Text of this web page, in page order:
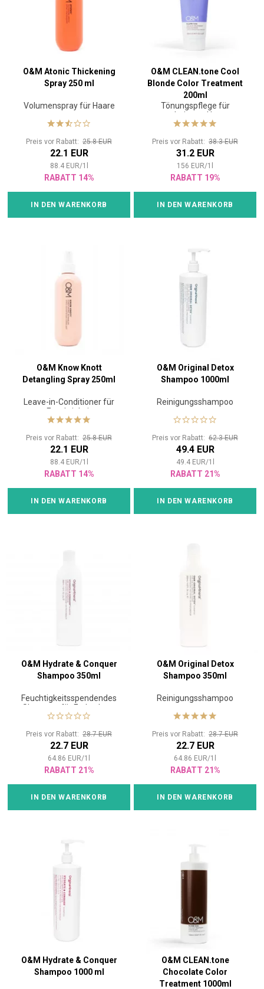
O&M Atonic Thickening
Spray 250 ml
Volumenspray für Haare
Preis vor Rabatt: 25.8 EUR
22.1 EUR
88.4 EUR/1
RABATT 14%
IN DEN WARENKORB
O&M CLEAN.tone Cool
Blonde Color Treatment
200ml
Tönungspflege für
coloriertes Haar
Preis vor Rabatt: 38.3 EUR
31.2 EUR
156 EUR/1
RABATT 19%
IN DEN WARENKORB
O&M Know Knott
Detangling Spray 250ml
Leave-in-Conditioner für
Feuchtigkeit
Preis vor Rabatt: 25.8 EUR
22.1 EUR
88.4 EUR/1
RABATT 14%
IN DEN WARENKORB
O&M Original Detox
Shampoo 1000ml
Reinigungsshampoo
Preis vor Rabatt: 62.3 EUR
49.4 EUR
49.4 EUR/1
RABATT 21%
IN DEN WARENKORB
O&M Hydrate & Conquer
Shampoo 350ml
Feuchtigkeitsspendendes
Shampoo für Farbschutz
Preis vor Rabatt: 28.7 EUR
22.7 EUR
64.86 EUR/1
RABATT 21%
IN DEN WARENKORB
O&M Original Detox
Shampoo 350ml
Reinigungsshampoo
Preis vor Rabatt: 28.7 EUR
22.7 EUR
64.86 EUR/1
RABATT 21%
IN DEN WARENKORB
O&M Hydrate & Conquer
Shampoo 1000 ml
O&M CLEAN.tone
Chocolate Color
Treatment 1000ml